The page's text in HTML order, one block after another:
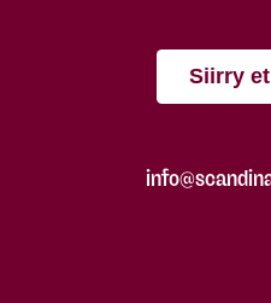
Siirry